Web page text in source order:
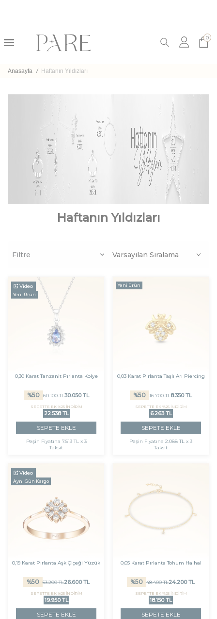
0
Anasayfa / Haftanın Yıldızları
Haftanın Yıldızları
Filtre
Video
Yeni Ürün
0,30 Karat Tanzanit Pırlanta Kolye
%50 60.100TL30.050TL
SEPETTE EK %25 İNDİRİM
22.538 TL
SEPETE EKLE
Peşin Fiyatına 7.513 TL x 3
Taksit
Yeni Ürün
0,03 Karat Pırlanta Taşlı Arı Piercing
%50 16.700TL8.350TL
SEPETTE EK %25 İNDİRİM
6.263 TL
SEPETE EKLE
Peşin Fiyatına 2.088 TL x 3
Taksit
Video
Aynı Gün Kargo
0,19 Karat Pırlanta Aşk Çiçeği Yüzük
%50 53.200TL26.600TL
SEPETTE EK %25 İNDİRİM
19.950 TL
SEPETE EKLE
0,05 Karat Pırlanta Tohum Halhal
%50 48.400TL24.200TL
SEPETTE EK %25 İNDİRİM
18.150 TL
SEPETE EKLE